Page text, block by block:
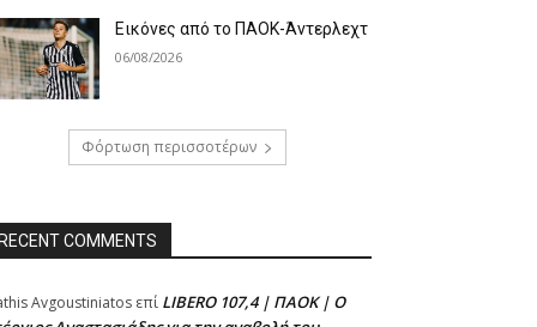
Εικόνες από το ΠΑΟΚ-Άντερλεχτ
06/08/2026
Φόρτωση περισσοτέρων
COMMENTS
Avgoustiniatos επί LIBERO 107,4 | ΠΑΟΚ | Ο